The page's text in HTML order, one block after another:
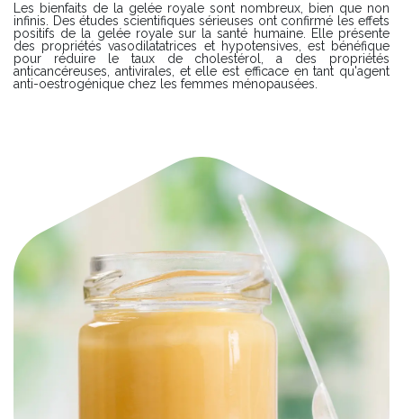
Les bienfaits de la gelée royale sont nombreux, bien que non
infinis. Des études scientifiques sérieuses ont confirmé les effets
positifs de la gelée royale sur la santé humaine. Elle présente
des propriétés vasodilatatrices et hypotensives, est bénéfique
pour réduire le taux de cholestérol, a des propriétés
anticancéreuses, antivirales, et elle est efficace en tant qu'agent
anti-oestrogénique chez les femmes ménopausées.